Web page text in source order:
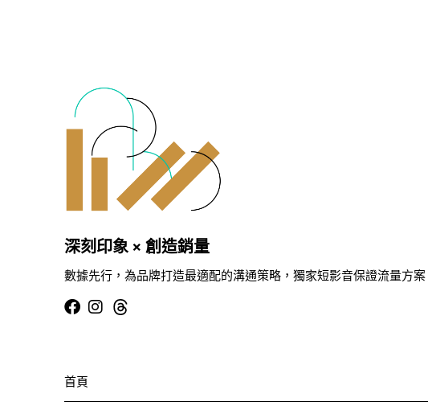
深刻印象 × 創造銷量
數據先行，為品牌打造最適配的溝通策略，獨家短影音保證流量方
首頁